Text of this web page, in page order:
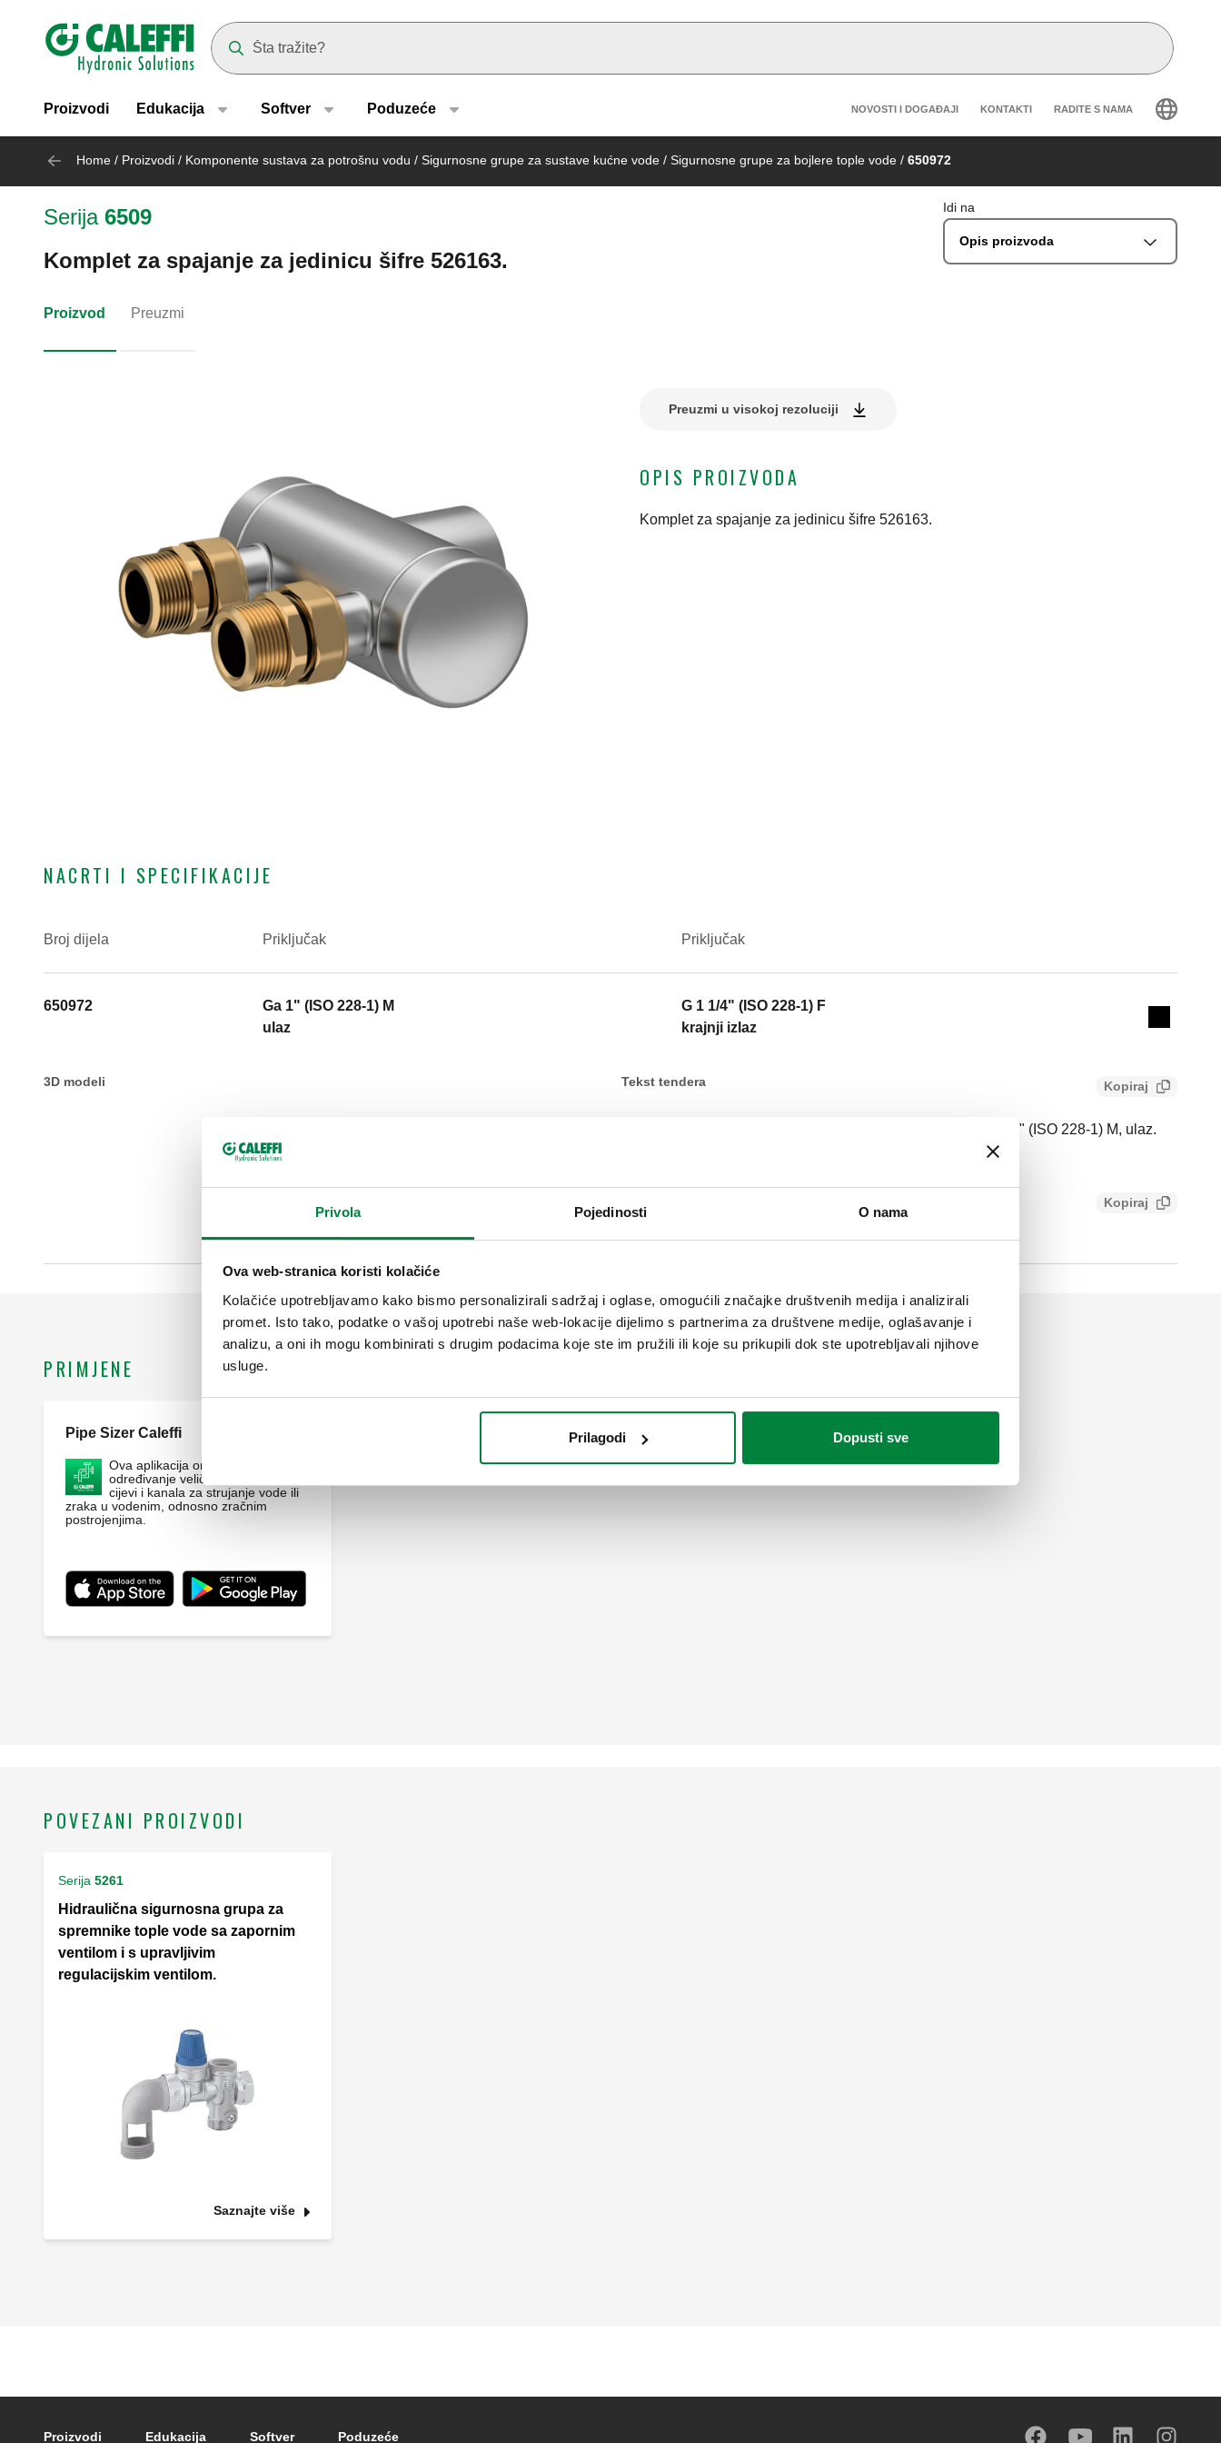
Privola Pojedinosti O nama
Ova web-stranica koristi kolačiće
Kolačiće upotrebljavamo kako bismo personalizirali sadržaj i oglase, omogućili značajke društvenih medija i analizirali
promet. Isto tako, podatke o vašoj upotrebi naše web-lokacije dijelimo s partnerima za društvene medije, oglašavanje i
analizu, a oni ih mogu kombinirati s drugim podacima koje ste im pružili ili koje su prikupili dok ste upotrebljavali njihove
usluge.
Prilagodi Dopusti sve
Header main navigation
Proizvodi Edukacija Softver Poduzeće Header secondary navigation
NOVOSTI I DOGAĐAJI KONTAKTI RADITE S NAMA
Home / Proizvodi / Komponente sustava za potrošnu vodu / Sigurnosne grupe za sustave kućne vode / Sigurnosne grupe za bojlere tople vode / 650972
Serija 6509
Komplet za spajanje za jedinicu šifre 526163.
Idi na
Opis proizvoda
Proizvod Preuzmi
Preuzmi u visokoj rezoluciji
OPIS PROIZVODA
Komplet za spajanje za jedinicu šifre 526163.
NACRTI I SPECIFIKACIJE
Broj dijela Priključak
Priključak
650972
Ga 1" (ISO 228-1) M
ulaz
G 1 1/4" (ISO 228-1) F
krajnji izlaz
Collapse
3D modeli Tekst tendera Kopiraj
Komplet za spajanje za jedinicu šifre 526163. Priključak: Ga 1" (ISO 228-1) M, ulaz.
b46cd0c7-57e1-4a21-ae60-f78c4b327d75
Kopiraj
PRIMJENE
Pipe Sizer Caleffi
Ova aplikacija omogućuje
određivanje veličine i određivanje
cijevi i kanala za strujanje vode ili
zraka u vodenim, odnosno zračnim
postrojenjima.
POVEZANI PROIZVODI
Serija 5261
Hidraulična sigurnosna grupa za
spremnike tople vode sa zapornim
ventilom i s upravljivim
regulacijskim ventilom.
Saznajte više
Proizvodi Edukacija Softver Poduzeće